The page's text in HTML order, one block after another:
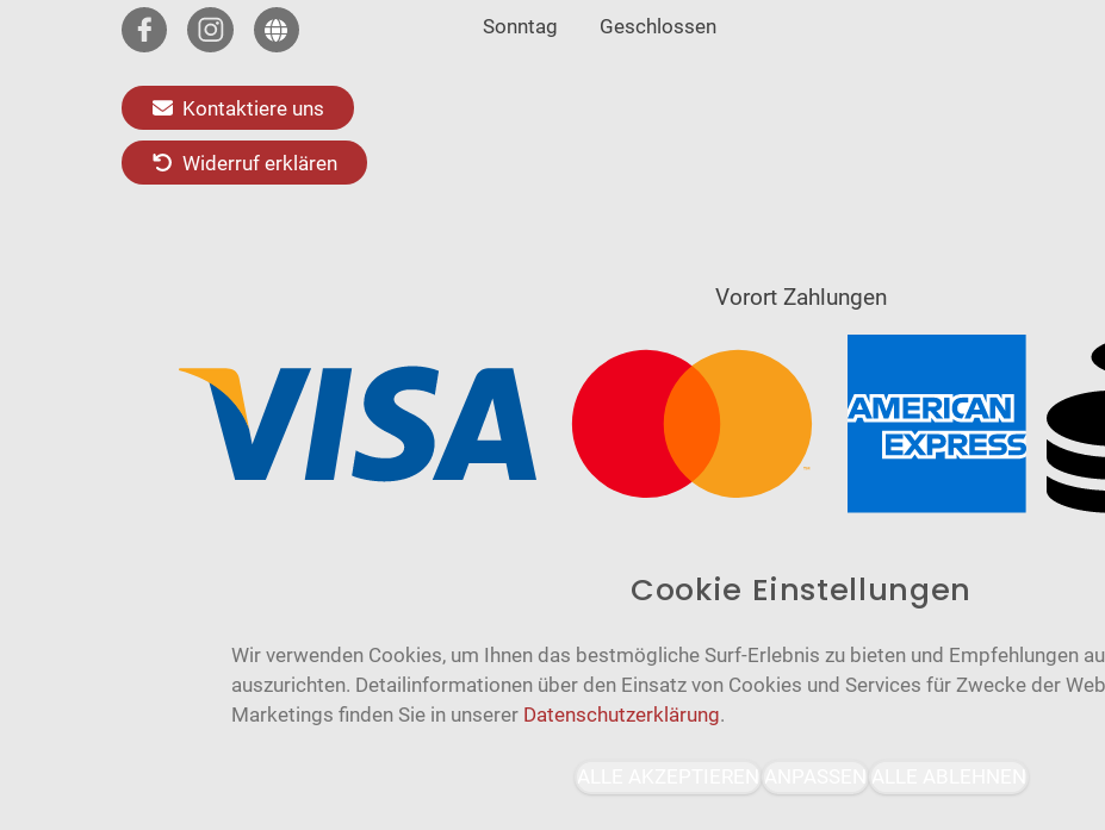
Kontaktiere uns
Widerruf erklären
Sonntag
Geschlossen
Vorort Zahlungen
Bereitgestellt von
Cookie Einstellungen
Wir verwenden Cookies, um Ihnen das bestmögliche Surf-Erlebnis zu bieten und Empfehlungen
auszurichten. Detailinformationen über den Einsatz von Cookies und Services für Zwecke der
Marketings finden Sie in unserer Datenschutzerklärung.
ALLE AKZEPTIEREN ANPASSEN ALLE ABLEHNEN